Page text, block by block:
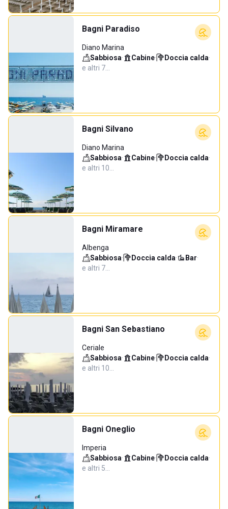
Bagni Paradiso
Diano Marina
Sabbiosa· Cabine· Doccia calda·
e altri 7…
Bagni Silvano
Diano Marina
Sabbiosa· Cabine· Doccia calda·
e altri 10…
Bagni Miramare
Albenga
Sabbiosa· Doccia calda· Bar·
e altri 7…
Bagni San Sebastiano
Ceriale
Sabbiosa· Cabine· Doccia calda·
e altri 10…
Bagni Oneglio
Imperia
Sabbiosa· Cabine· Doccia calda·
e altri 5…